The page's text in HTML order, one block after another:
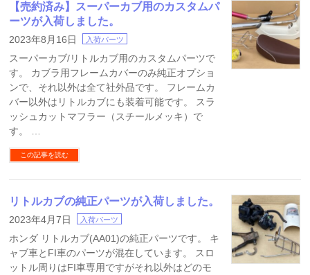
【売約済み】スーパーカブ用のカスタムパ
ーツが入荷しました。
2023年8月16日 入荷パーツ
スーパーカブ/リトルカブ用のカスタムパーツで
す。 カブラ用フレームカバーのみ純正オプショ
ンで、それ以外は全て社外品です。 フレームカ
バー以外はリトルカブにも装着可能です。 スラ
ッシュカットマフラー（スチールメッキ）で
す。 …
この記事を読む
リトルカブの純正パーツが入荷しました。
2023年4月7日 入荷パーツ
ホンダ リトルカブ(AA01)の純正パーツです。 キ
ャブ車とFI車のパーツが混在しています。 スロ
ットル周りはFI車専用ですがそれ以外はどのモ